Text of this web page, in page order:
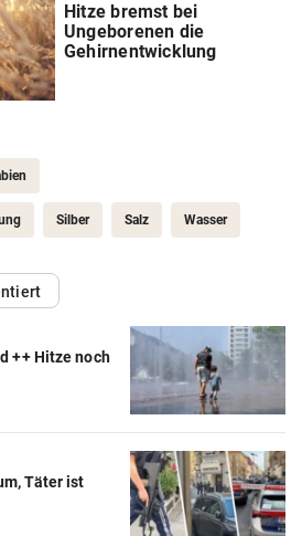
Hitze bremst bei
Ungeborenen die
Gehirnentwicklung
Silber Salz Wasser
++ Hitze noch
Täter ist